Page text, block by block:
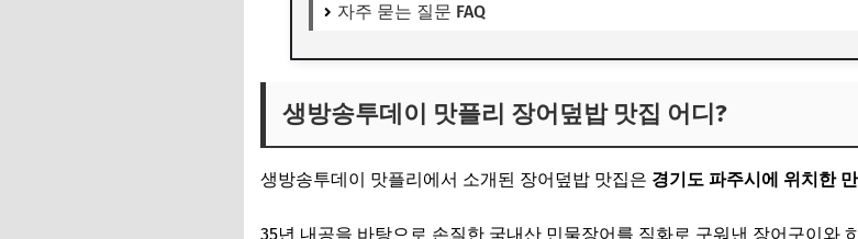
자주 묻는 질문 FAQ
생방송투데이 맛플리 장어덮밥 맛집 어디?
생방송투데이 맛플리에서 소개된 장어덮밥 맛집은 경기도 파주시에 위치한
35년 내공을 바탕으로 손질한 국내산 민물장어를 직화로 구워낸 장어구이와